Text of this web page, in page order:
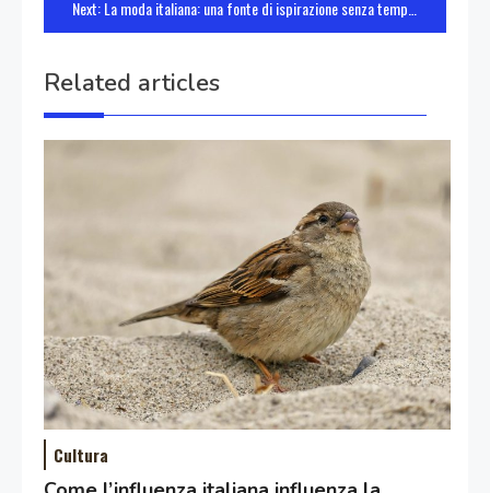
Next:La moda italiana: una fonte di ispirazione senza tempo
Related articles
Cultura